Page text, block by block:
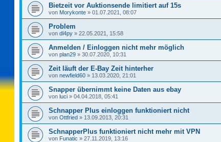
Bietzeit vor Auktionsende limitiert auf 15s
von Morykonte » 01.07.2021, 08:07
Problem
von dl4py » 22.05.2021, 15:58
Anmelden / Einloggen nicht mehr möglich
von plan29 » 30.07.2020, 10:31
Zeit läuft der E-Bay Zeit hinterher
von newfield60 » 13.03.2020, 21:01
Snapper übernimmt keine Daten aus ebay
von luci » 04.04.2018, 05:41
Schnapper Plus einloggen funktioniert nicht
von Ottfried » 13.09.2013, 20:31
SchnapperPlus funktioniert nicht mehr mit VPN
von Funatic » 27.11.2019, 13:16